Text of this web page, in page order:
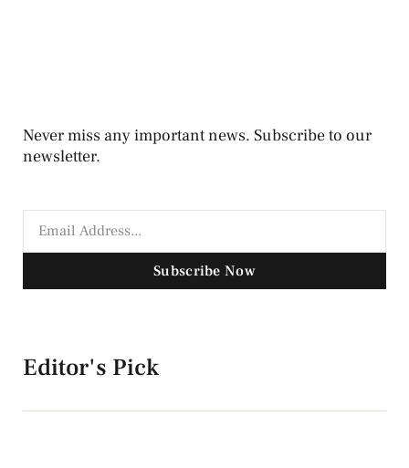
Never miss any important news. Subscribe to our
newsletter.
Subscribe Now
Editor's Pick